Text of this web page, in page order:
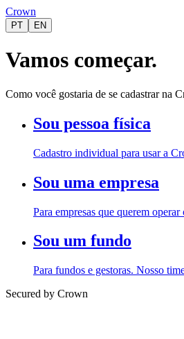
Crown
PT EN
Vamos começar.
Como você gostaria de se cadastrar na
Sou pessoa física
Cadastro individual para usar a
Sou uma empresa
Para empresas que querem
Sou um fundo
Para fundos e gestoras. Nosso
Secured by Crown